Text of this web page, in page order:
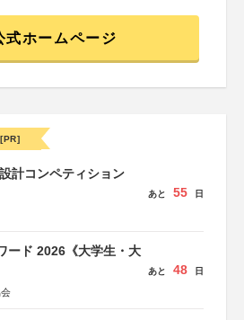
式ホームページ
[PR]
計コンペティション
あと 55 日
ード 2026《大学生・大
あと 48 日